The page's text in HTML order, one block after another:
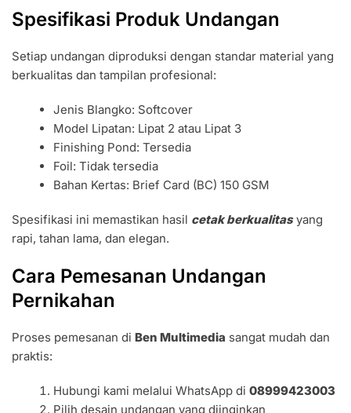
Rp1.000.
Spesifikasi Produk Undangan
Setiap undangan diproduksi dengan standar material yang
berkualitas dan tampilan profesional:
Jenis Blangko: Softcover
Model Lipatan: Lipat 2 atau Lipat 3
Finishing Pond: Tersedia
Foil: Tidak tersedia
Bahan Kertas: Brief Card (BC) 150 GSM
Spesifikasi ini memastikan hasil cetak berkualitasyang
rapi, tahan lama, dan elegan.
Cara Pemesanan Undangan
Pernikahan
Proses pemesanan di Ben Multimedia sangat mudah dan
praktis:
Hubungi kami melalui WhatsApp di08999423003
Pilih desain undangan yang diinginkan